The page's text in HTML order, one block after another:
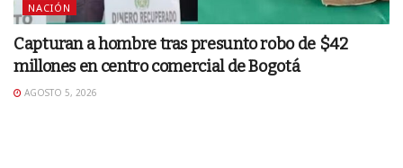
NACIÓN
Capturan a hombre tras presunto robo de $42
millones en centro comercial de Bogotá
AGOSTO 5, 2026